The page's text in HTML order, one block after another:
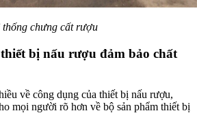
thống chưng cất rượu
bị nấu rượu đảm bảo chất
về công dụng của thiết bị nấu rượu,
mọi người rõ hơn về bộ sản phẩm thiết bị